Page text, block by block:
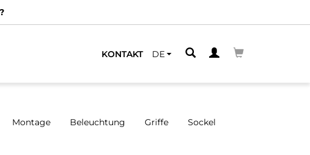
KONTAKT DE
Montage Beleuchtung Griffe Sockel